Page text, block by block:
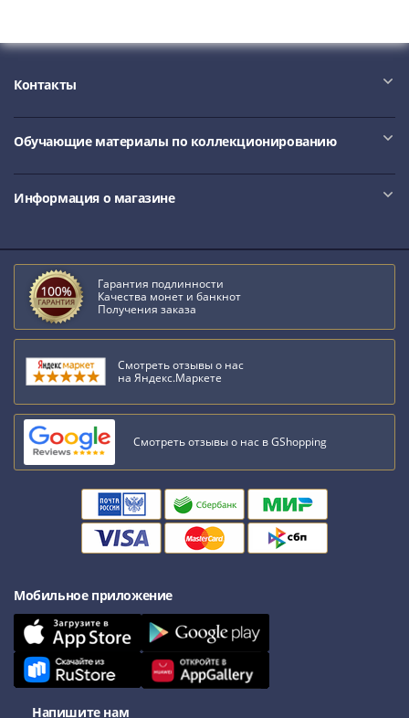
Контакты
Обучающие материалы по коллекционированию
Информация о магазине
Гарантия подлинности
Качества монет и банкнот
Получения заказа
Смотреть отзывы о нас
на Яндекс.Маркете
Смотреть отзывы о нас в GShopping
Мобильное приложение
Напишите нам